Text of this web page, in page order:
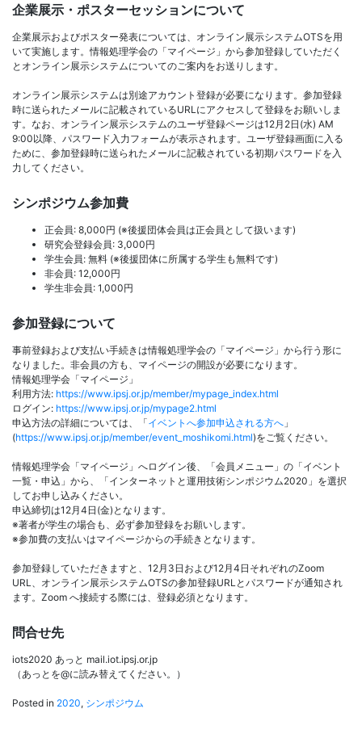
企業展示・ポスターセッションについて
企業展示およびポスター発表については、オンライン展示システムOTSを用
いて実施します。情報処理学会の「マイページ」から参加登録していただく
とオンライン展示システムについてのご案内をお送りします。
オンライン展示システムは別途アカウント登録が必要になります。参加登録
時に送られたメールに記載されているURLにアクセスして登録をお願いしま
す。なお、オンライン展示システムのユーザ登録ページは12月2日(水) AM
9:00以降、パスワード入力フォームが表示されます。ユーザ登録画面に入る
ために、参加登録時に送られたメールに記載されている初期パスワードを入
力してください。
シンポジウム参加費
正会員: 8,000円 (※後援団体会員は正会員として扱います)
研究会登録会員: 3,000円
学生会員: 無料 (※後援団体に所属する学生も無料です)
非会員: 12,000円
学生非会員: 1,000円
参加登録について
事前登録および支払い手続きは情報処理学会の「マイページ」から行う形に
なりました。非会員の方も、マイページの開設が必要になります。
情報処理学会「マイページ」
利用方法: https://www.ipsj.or.jp/member/mypage_index.html
ログイン: https://www.ipsj.or.jp/mypage2.html
申込方法の詳細については、「イベントへ参加申込される方へ 」
(https://www.ipsj.or.jp/member/event_moshikomi.html)をご覧ください。
情報処理学会「マイページ」へログイン後、「会員メニュー」の「イベント
一覧・申込」から、「インターネットと運用技術シンポジウム2020」を選択
してお申し込みください。
申込締切は12月4日(金)となります。
※著者が学生の場合も、必ず参加登録をお願いします。
※参加費の支払いはマイページからの手続きとなります。
参加登録していただきますと、12月3日および12月4日それぞれのZoom
URL、オンライン展示システムOTSの参加登録URLとパスワードが通知され
ます。Zoom へ接続する際には、登録必須となります。
問合せ先
iots2020 あっと mail.iot.ipsj.or.jp
（あっとを@に読み替えてください。）
Posted in 2020, シンポジウム